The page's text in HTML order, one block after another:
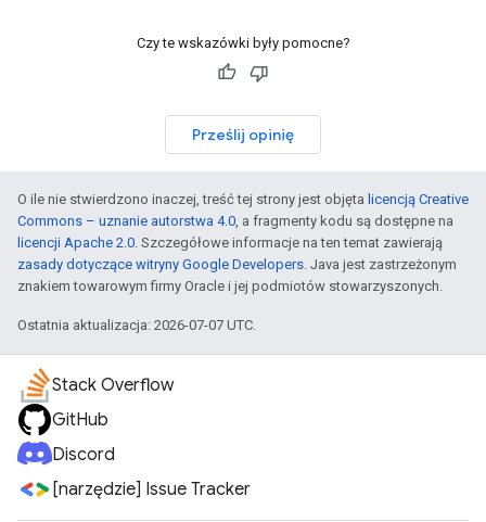
Czy te wskazówki były pomocne?
Prześlij opinię
O ile nie stwierdzono inaczej, treść tej strony jest objęta licencją Creative
Commons – uznanie autorstwa 4.0, a fragmenty kodu są dostępne na
licencji Apache 2.0. Szczegółowe informacje na ten temat zawierają
zasady dotyczące witryny Google Developers. Java jest zastrzeżonym
znakiem towarowym firmy Oracle i jej podmiotów stowarzyszonych.
Ostatnia aktualizacja: 2026-07-07 UTC.
Stack Overflow
GitHub
Discord
[narzędzie] Issue Tracker